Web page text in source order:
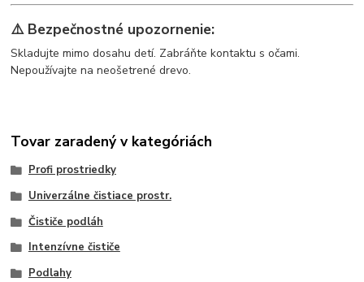
⚠️ Bezpečnostné upozornenie:
Skladujte mimo dosahu detí. Zabráňte kontaktu s očami.
Nepoužívajte na neošetrené drevo.
Tovar zaradený v kategóriách
Profi prostriedky
Univerzálne čistiace prostr.
Čističe podláh
Intenzívne čističe
Podlahy